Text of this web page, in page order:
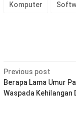
Komputer
Post
navigation
Previous post
Berapa Lama Umur
Waspada Kehilangan